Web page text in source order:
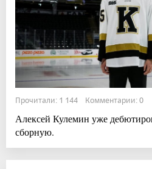
Прочитали: 1 144 Комментарии: 0
Алексей Кулемин уже
сборную.